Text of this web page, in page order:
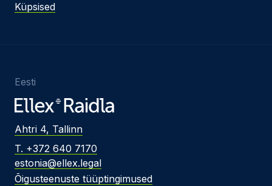
Küpsised
Eesti
Ahtri 4, Tallinn
T. +372 640 7170
estonia@ellex.legal
Õigusteenuste tüüptingimused